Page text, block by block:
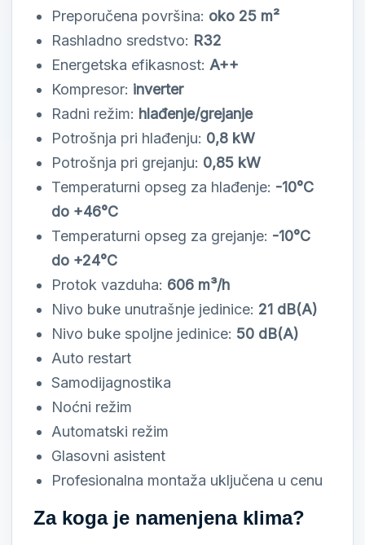
Preporučena površina: oko 25 m²
Rashladno sredstvo: R32
Energetska efikasnost: A++
Kompresor: inverter
Radni režim: hlađenje/grejanje
Potrošnja pri hlađenju: 0,8 kW
Potrošnja pri grejanju: 0,85 kW
Temperaturni opseg za hlađenje: -10°C
do +46°C
Temperaturni opseg za grejanje: -10°C
do +24°C
Protok vazduha: 606 m³/h
Nivo buke unutrašnje jedinice: 21 dB(A)
Nivo buke spoljne jedinice: 50 dB(A)
Auto restart
Samodijagnostika
Noćni režim
Automatski režim
Glasovni asistent
Profesionalna montaža uključena u cenu
Za koga je namenjena klima?